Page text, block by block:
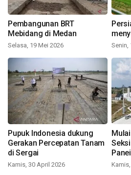
Pembangunan BRT
Mebidang di Medan
Selasa, 19 Mei 2026 Senin,
Pupuk Indonesia dukung
Gerakan Percepatan Tanam
di Sergai
Kamis, 30 April 2026